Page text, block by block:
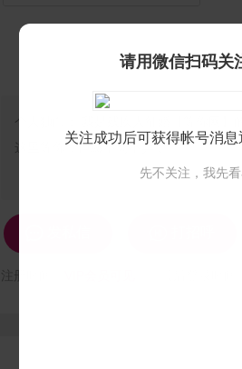
个人独白：
我是残疾人征婚【等你网
这里等你，但愿不离不弃💘
请用微信扫码关
关注成功后可获得帐号消
先不关注，我先